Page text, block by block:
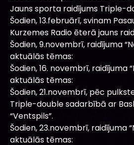
Jauns sporta raidījums Triple-
Šodien, 13.februārī, svinam
Kurzemes Radio ēterā jauns
Šodien, 9.novembrī, raidījuma
aktuālās tēmas:
Šodien, 16. novembrī, raidījuma
aktuālās tēmas:
Šodien, 21.novembrī, pēc
Triple-double sadarbībā ar
“Ventspils”.
Šodien, 23.novembrī, raidījuma
aktuālās tēmas: